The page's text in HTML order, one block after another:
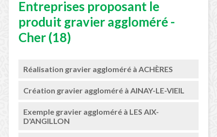
Entreprises proposant le
produit gravier aggloméré -
Cher (18)
Réalisation gravier aggloméré à ACHÈRES
Création gravier aggloméré à AINAY-LE-VIEIL
Exemple gravier aggloméré à LES AIX-
D'ANGILLON